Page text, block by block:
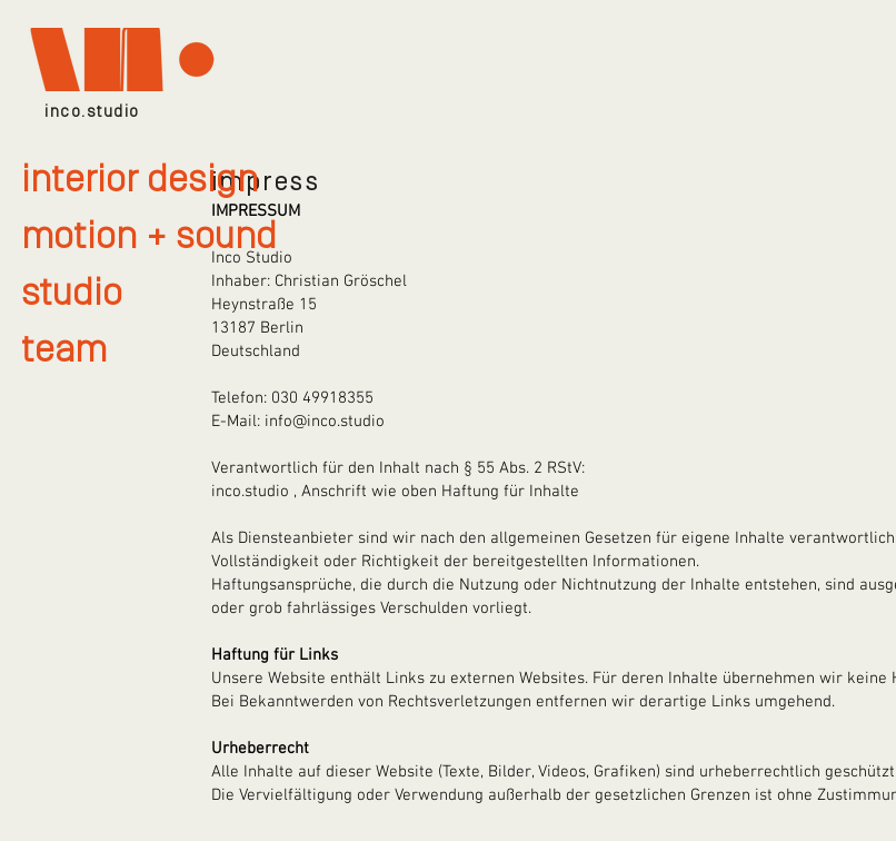
interior design
motion + sound
studio
team
inco.studio
impress
IMPRESSUM
Inco Studio
Inhaber: Christian Gröschel
Heynstraße 15
13187 Berlin
Deutschland
Telefon: 030 49918355
E-Mail: info@inco.studio
Verantwortlich für den Inhalt nach § 55 Abs. 2 RStV:
inco.studio , Anschrift wie oben Haftung für Inhalte
Als Diensteanbieter sind wir nach den allgemeinen Gesetzen für eigene Inhalte
Vollständigkeit oder Richtigkeit der bereitgestellten Informationen.
Haftungsansprüche, die durch die Nutzung oder Nichtnutzung der Inhalte entstehen, sind
oder grob fahrlässiges Verschulden vorliegt.
Haftung für Links
Unsere Website enthält Links zu externen Websites. Für deren Inhalte übernehmen wir keine
Bei Bekanntwerden von Rechtsverletzungen entfernen wir derartige Links umgehend.
Urheberrecht
Alle Inhalte auf dieser Website (Texte, Bilder, Videos, Grafiken) sind urheberrechtlich
Die Vervielfältigung oder Verwendung außerhalb der gesetzlichen Grenzen ist ohne